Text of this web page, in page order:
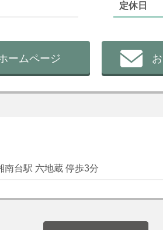
定休日
ームページ
南台駅 六地蔵 停歩3分